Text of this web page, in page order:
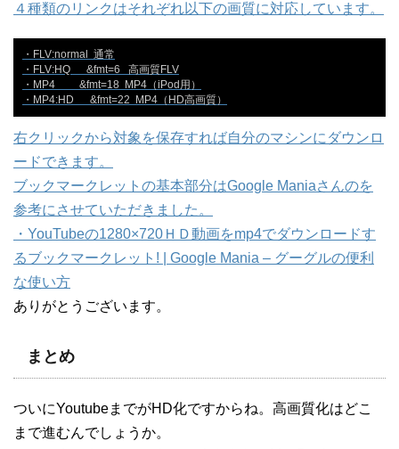
４種類のリンクはそれぞれ以下の画質に対応しています。
・FLV:normal  通常
・FLV:HQ      &fmt=6   高画質FLV
・MP4         &fmt=18  MP4（iPod用）
・MP4:HD      &fmt=22  MP4（HD高画質）
右クリックから対象を保存すれば自分のマシンにダウンロ
ードできます。
ブックマークレットの基本部分はGoogle Maniaさんのを
参考にさせていただきました。
・ YouTubeの1280×720ＨＤ動画をmp4でダウンロードす
るブックマークレット! | Google Mania – グーグルの便利
な使い方
ありがとうございます。
まとめ
ついにYoutubeまでがHD化ですからね。高画質化はどこ
まで進むんでしょうか。